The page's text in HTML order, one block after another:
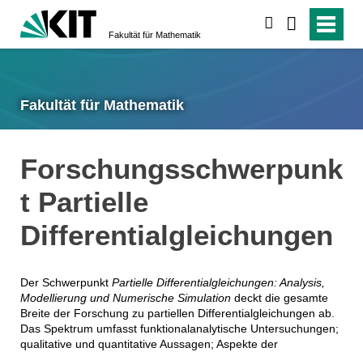
Fakultät für Mathematik
Fakultät für Mathematik
Forschungsschwerpunk
t Partielle
Differentialgleichungen
Der Schwerpunkt Partielle Differentialgleichungen: Analysis,
Modellierung und Numerische Simulationdeckt die gesamte
Breite der Forschung zu partiellen Differentialgleichungen ab.
Das Spektrum umfasst funktionalanalytische Untersuchungen;
qualitative und quantitative Aussagen; Aspekte der